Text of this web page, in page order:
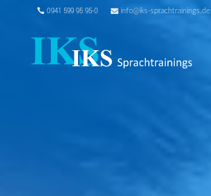
0941 599 95 95-0 info@iks-sprachtrainings.de